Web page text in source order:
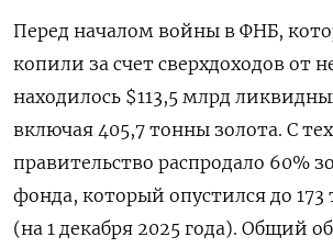
Перед началом войны в ФНБ,
копили за счет сверхдоходов от
находилось $113,5 млрд
включая 405,7 тонны золота. С
правительство распродало 60%
фонда, который опустился до
(на 1 декабря 2025 года). Общий